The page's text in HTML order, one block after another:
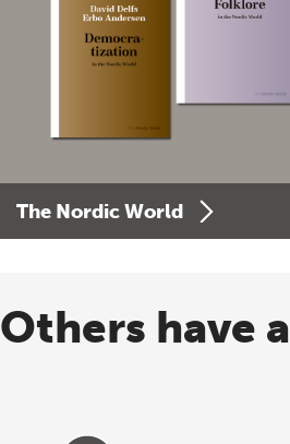
The Nordic World
Others have